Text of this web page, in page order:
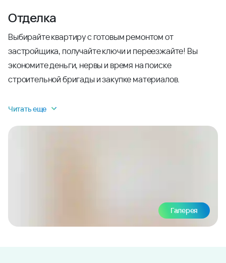
Отделка
Выбирайте квартиру с готовым ремонтом от
застройщика, получайте ключи и переезжайте! Вы
экономите деньги, нервы и время на поиске
строительной бригады и закупке материалов.
Читать еще
Галерея